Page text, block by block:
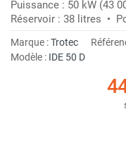
Puissance : 50 kW (43
Réservoir : 38 litres •
Marque :Trotec
Modèle : IDE 50 D